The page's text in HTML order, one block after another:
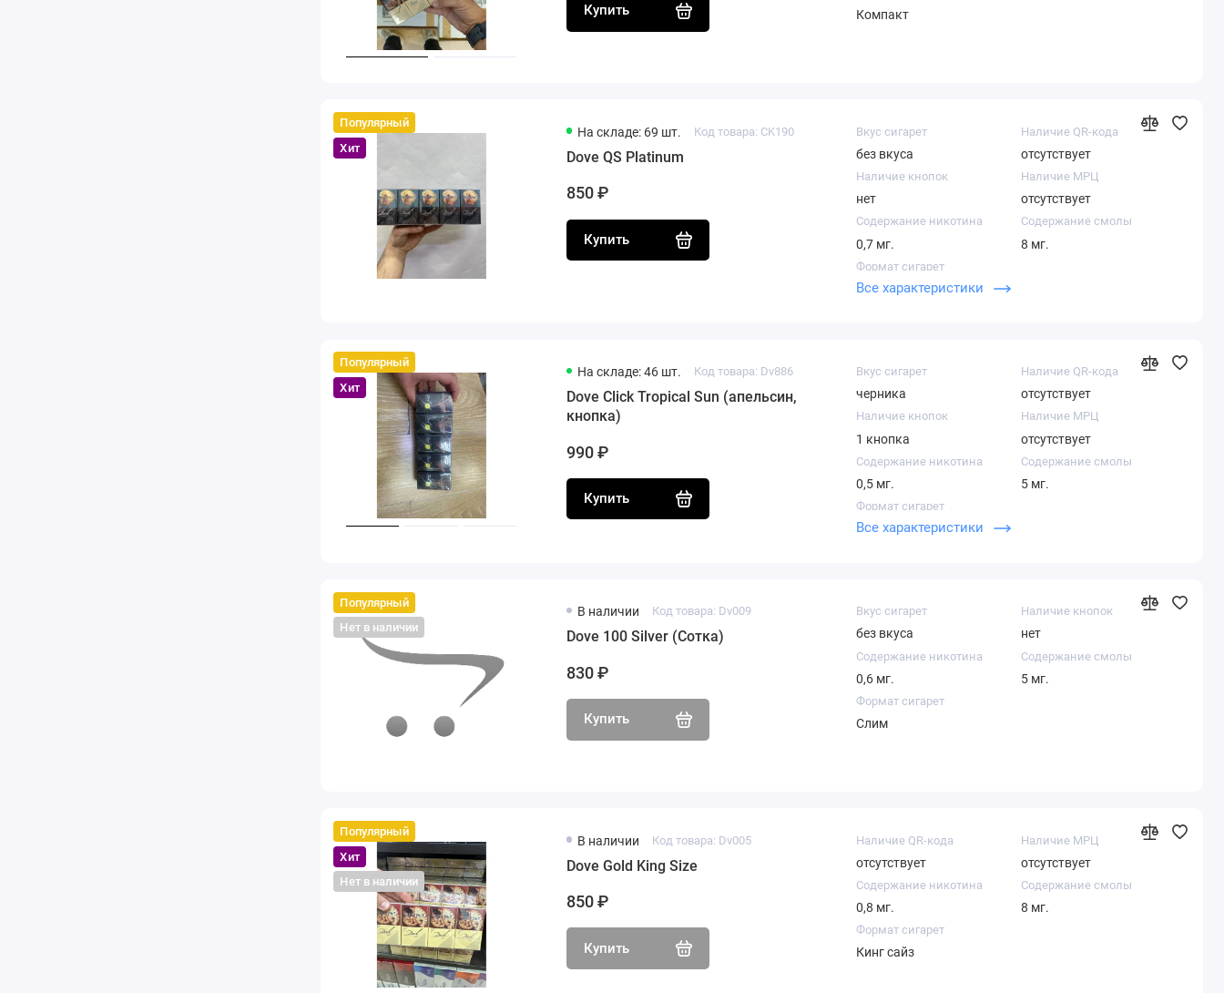
Купить Компакт
Популярный
Хит
На складе: 69 шт. Код товара: CK190
Dove QS Platinum
850 ₽
Купить
Вкус сигарет
без вкуса
Наличие QR-кода
отсутствует
Наличие кнопок
нет
Наличие МРЦ
отсутствует
Содержание никотина
0,7 мг.
Содержание смолы
8 мг.
Формат сигарет
Компакт
Все характеристики
Популярный
Хит
На складе: 46 шт. Код товара: Dv886
Dove Сlick Tropical Sun (апельсин,
кнопка)
990 ₽
Купить
Вкус сигарет
черника
Наличие QR-кода
отсутствует
Наличие кнопок
1 кнопка
Наличие МРЦ
отсутствует
Содержание никотина
0,5 мг.
Содержание смолы
5 мг.
Формат сигарет
Компакт
Все характеристики
Популярный
Нет в наличии
В наличии Код товара: Dv009
Dove 100 Silver (Сотка)
830 ₽
Купить
Вкус сигарет
без вкуса
Наличие кнопок
нет
Содержание никотина
0,6 мг.
Содержание смолы
5 мг.
Формат сигарет
Слим
Популярный
Хит
Нет в наличии
В наличии Код товара: Dv005
Dove Gold King Size
850 ₽
Купить
Наличие QR-кода
отсутствует
Наличие МРЦ
отсутствует
Содержание никотина
0,8 мг.
Содержание смолы
8 мг.
Формат сигарет
Кинг сайз